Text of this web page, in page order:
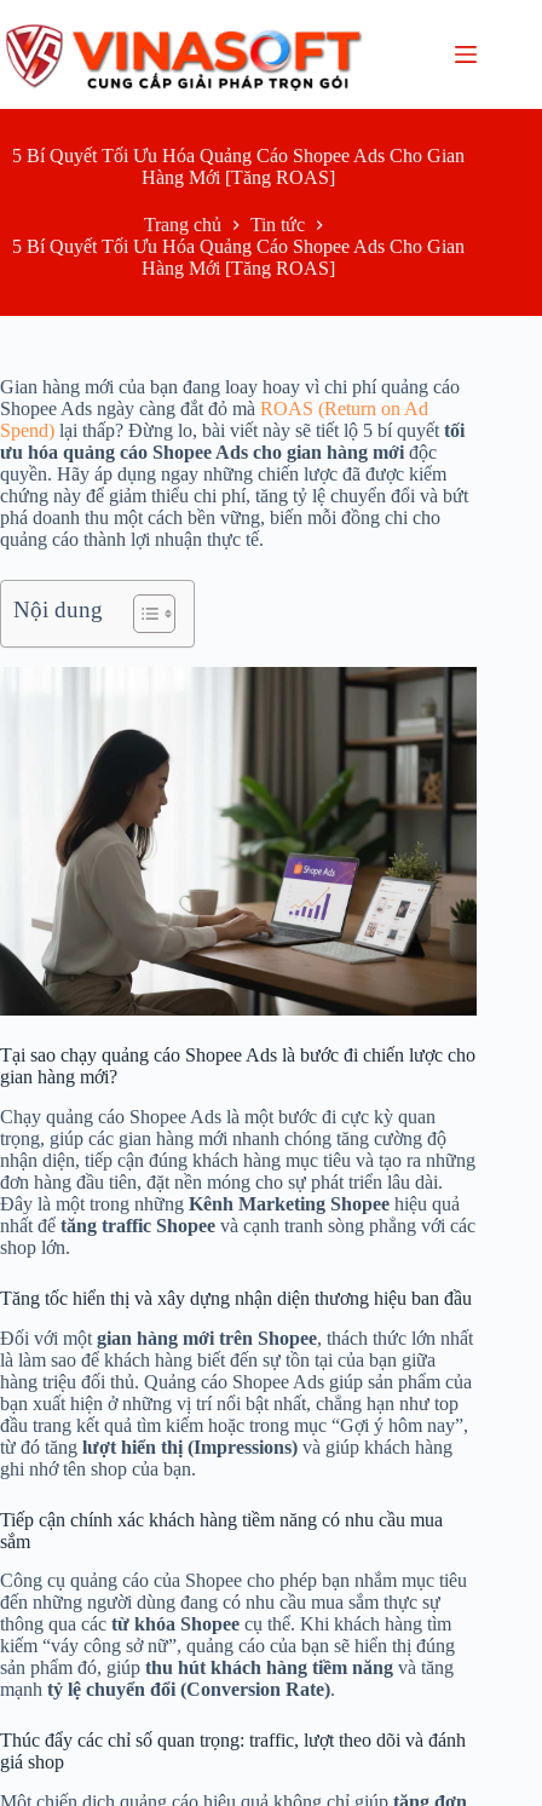
đến
phần
nội
5 Bí Quyết Tối Ưu Hóa Quảng Cáo Shopee Ads Cho Gian
Hàng Mới [Tăng ROAS]
Trang chủ
Tin tức
5 Bí Quyết Tối Ưu Hóa Quảng Cáo Shopee Ads Cho Gian
Hàng Mới [Tăng ROAS]
Gian hàng mới của bạn đang loay hoay vì chi phí quảng cáo
Shopee Ads ngày càng đắt đỏ mà ROAS (Return on Ad
Spend) lại thấp? Đừng lo, bài viết này sẽ tiết lộ 5 bí quyết tối
ưu hóa quảng cáo Shopee Ads cho gian hàng mới độc
quyền. Hãy áp dụng ngay những chiến lược đã được kiểm
chứng này để giảm thiểu chi phí, tăng tỷ lệ chuyển đổi và bứt
phá doanh thu một cách bền vững, biến mỗi đồng chi cho
quảng cáo thành lợi nhuận thực tế.
Nội dung
Tại sao chạy quảng cáo Shopee Ads là bước đi chiến lược cho
gian hàng mới?
Chạy quảng cáo Shopee Ads là một bước đi cực kỳ quan
trọng, giúp các gian hàng mới nhanh chóng tăng cường độ
nhận diện, tiếp cận đúng khách hàng mục tiêu và tạo ra những
đơn hàng đầu tiên, đặt nền móng cho sự phát triển lâu dài.
Đây là một trong những Kênh Marketing Shopee hiệu quả
nhất để tăng traffic Shopee và cạnh tranh sòng phẳng với các
shop lớn.
Tăng tốc hiển thị và xây dựng nhận diện thương hiệu ban đầu
Đối với một gian hàng mới trên Shopee, thách thức lớn nhất
là làm sao để khách hàng biết đến sự tồn tại của bạn giữa
hàng triệu đối thủ. Quảng cáo Shopee Ads giúp sản phẩm của
bạn xuất hiện ở những vị trí nổi bật nhất, chẳng hạn như top
đầu trang kết quả tìm kiếm hoặc trong mục “Gợi ý hôm nay”,
từ đó tăng lượt hiển thị (Impressions) và giúp khách hàng
ghi nhớ tên shop của bạn.
Tiếp cận chính xác khách hàng tiềm năng có nhu cầu mua
sắm
Công cụ quảng cáo của Shopee cho phép bạn nhắm mục tiêu
đến những người dùng đang có nhu cầu mua sắm thực sự
thông qua các từ khóa Shopee cụ thể. Khi khách hàng tìm
kiếm “váy công sở nữ”, quảng cáo của bạn sẽ hiển thị đúng
sản phẩm đó, giúp thu hút khách hàng tiềm năng và tăng
mạnh tỷ lệ chuyển đổi (Conversion Rate).
Thúc đẩy các chỉ số quan trọng: traffic, lượt theo dõi và đánh
giá shop